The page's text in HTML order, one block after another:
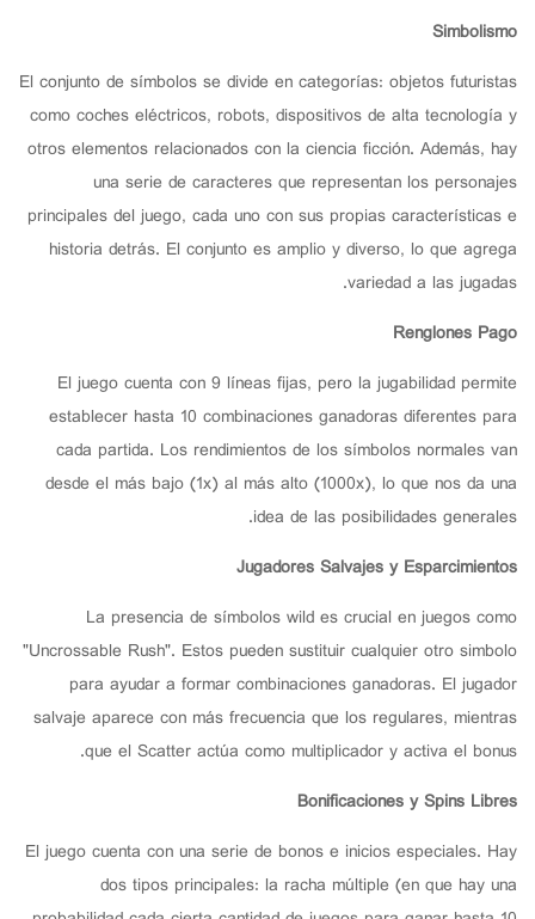
Simbolismo
El conjunto de símbolos se divide en categorías: objetos futuristas
como coches eléctricos, robots, dispositivos de alta tecnología y
otros elementos relacionados con la ciencia ficción. Además, hay
una serie de caracteres que representan los personajes
principales del juego, cada uno con sus propias características e
historia detrás. El conjunto es amplio y diverso, lo que agrega
variedad a las jugadas.
Renglones Pago
El juego cuenta con 9 líneas fijas, pero la jugabilidad permite
establecer hasta 10 combinaciones ganadoras diferentes para
cada partida. Los rendimientos de los símbolos normales van
desde el más bajo (1x) al más alto (1000x), lo que nos da una
idea de las posibilidades generales.
Jugadores Salvajes y Esparcimientos
La presencia de símbolos wild es crucial en juegos como
"Uncrossable Rush". Estos pueden sustituir cualquier otro simbolo
para ayudar a formar combinaciones ganadoras. El jugador
salvaje aparece con más frecuencia que los regulares, mientras
que el Scatter actúa como multiplicador y activa el bonus.
Bonificaciones y Spins Libres
El juego cuenta con una serie de bonos e inicios especiales. Hay
dos tipos principales: la racha múltiple (en que hay una